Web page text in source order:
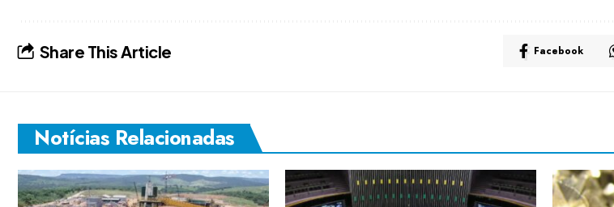
Share This Article Facebook
Notícias Relacionadas